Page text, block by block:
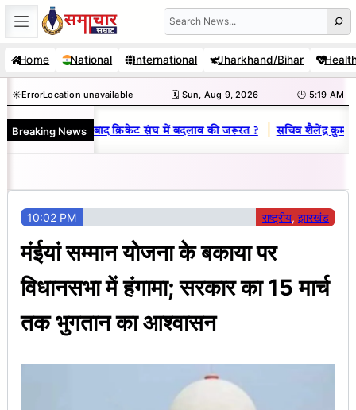
Skip
to
content
Search
Home National International Jharkhand/Bihar
☀️ErrorLocation unavailable 🗓️ Sun, Aug 9, 2026 🕒 5:19 AM
Breaking News
: जानें क्यों है धनबाद क्रिकेट संघ में बदलाव की जरूरत ? | सचिव शैलेंद्र कुमार ने
10:02 PM राष्ट्रीय, झारखंड
मंईयां सम्मान योजना के बकाया पर
विधानसभा में हंगामा; सरकार का 15 मार्च
तक भुगतान का आश्वासन